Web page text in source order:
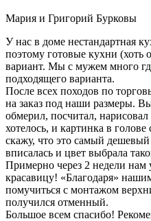
Мария и Григорий Бурковы
У нас в доме нестандартная
поэтому готовые кухни
вариант. Мы с мужем много
подходящего варианта.
После всех походов по
на заказ под наши размеры.
обмерил, посчитал,
хотелось, и картинка в
скажу, что это самый
вписалась и цвет выбрала
Примерно через 2 недели
красавицу! «Благодаря»
помучиться с монтажом
получился отменный.
Большое всем спасибо!